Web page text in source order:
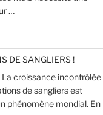
…
DE SANGLIERS !
La croissance incontrôlée
de sangliers est
phénomène mondial. En